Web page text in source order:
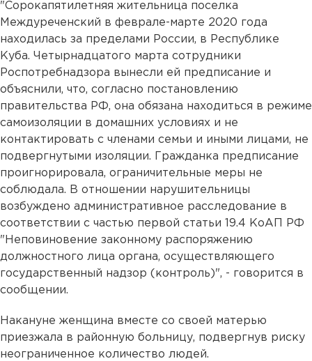
"Сорокапятилетняя жительница поселка
Междуреченский в феврале-марте 2020 года
находилась за пределами России, в Республике
Куба. Четырнадцатого марта сотрудники
Роспотребнадзора вынесли ей предписание и
объяснили, что, согласно постановлению
правительства РФ, она обязана находиться в режиме
самоизоляции в домашних условиях и не
контактировать с членами семьи и иными лицами, не
подвергнутыми изоляции. Гражданка предписание
проигнорировала, ограничительные меры не
соблюдала. В отношении нарушительницы
возбуждено административное расследование в
соответствии с частью первой статьи 19.4 КоАП РФ
"Неповиновение законному распоряжению
должностного лица органа, осуществляющего
государственный надзор (контроль)", - говорится в
сообщении.
Накануне женщина вместе со своей матерью
приезжала в районную больницу, подвергнув риску
неограниченное количество людей.